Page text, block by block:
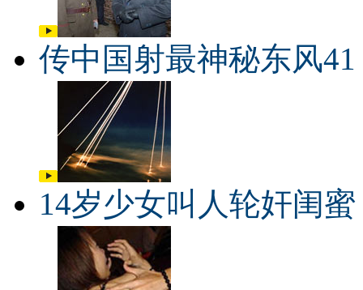
传中国射最神秘东风41
14岁少女叫人轮奸闺蜜